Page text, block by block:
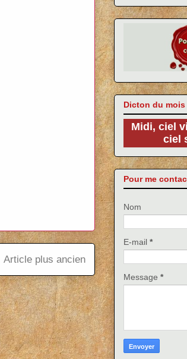
Article plus ancien
Dicton du mois
Midi, ciel
ciel
Pour me
Nom
E-mail *
Message *